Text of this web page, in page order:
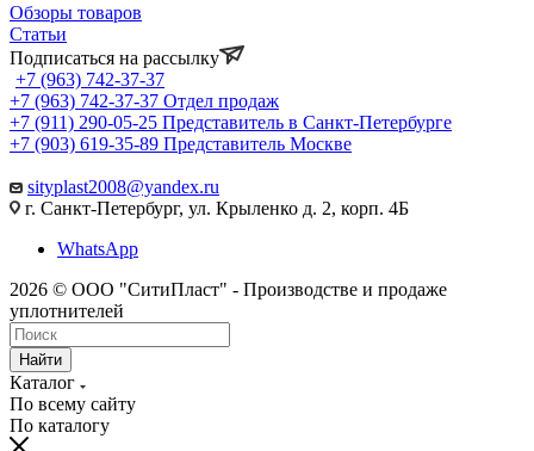
Обзоры товаров
Статьи
Подписаться на рассылку
+7 (963) 742-37-37
+7 (963) 742-37-37 Отдел продаж
+7 (911) 290-05-25 Представитель в Санкт-Петербурге
+7 (903) 619-35-89 Представитель Москве
sityplast2008@yandex.ru
г. Санкт-Петербург, ул. Крыленко д. 2, корп. 4Б
WhatsApp
2026 © ООО "СитиПласт" - Производстве и продаже
уплотнителей
Найти
Каталог
По всему сайту
По каталогу